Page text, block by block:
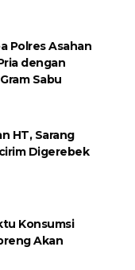
Polres Asahan
dengan
Sabu
HT, Sarang
Digerebek
Konsumsi
Akan